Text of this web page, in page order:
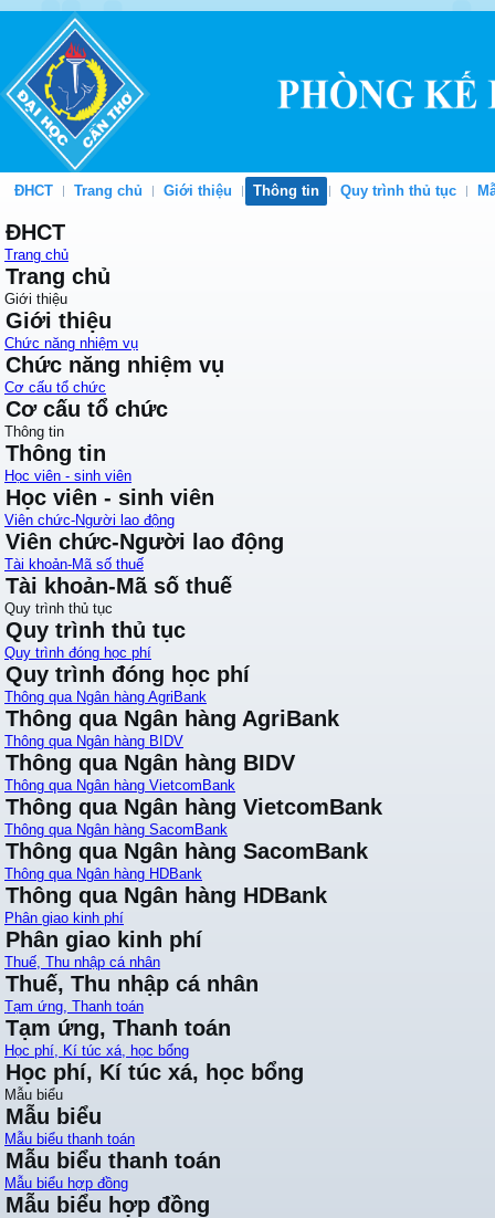
ĐHCT Trang chủ Giới thiệu Thông tin Quy trình thủ tục
ĐHCT
Trang chủ
Trang chủ
Giới thiệu
Giới thiệu
Chức năng nhiệm vụ
Chức năng nhiệm vụ
Cơ cấu tổ chức
Cơ cấu tổ chức
Thông tin
Thông tin
Học viên - sinh viên
Học viên - sinh viên
Viên chức-Người lao động
Viên chức-Người lao động
Tài khoản-Mã số thuế
Tài khoản-Mã số thuế
Quy trình thủ tục
Quy trình thủ tục
Quy trình đóng học phí
Quy trình đóng học phí
Thông qua Ngân hàng AgriBank
Thông qua Ngân hàng AgriBank
Thông qua Ngân hàng BIDV
Thông qua Ngân hàng BIDV
Thông qua Ngân hàng VietcomBank
Thông qua Ngân hàng VietcomBank
Thông qua Ngân hàng SacomBank
Thông qua Ngân hàng SacomBank
Thông qua Ngân hàng HDBank
Thông qua Ngân hàng HDBank
Phân giao kinh phí
Phân giao kinh phí
Thuế, Thu nhập cá nhân
Thuế, Thu nhập cá nhân
Tạm ứng, Thanh toán
Tạm ứng, Thanh toán
Học phí, Kí túc xá, học bổng
Học phí, Kí túc xá, học bổng
Mẫu biểu
Mẫu biểu
Mẫu biểu thanh toán
Mẫu biểu thanh toán
Mẫu biểu hợp đồng
Mẫu biểu hợp đồng